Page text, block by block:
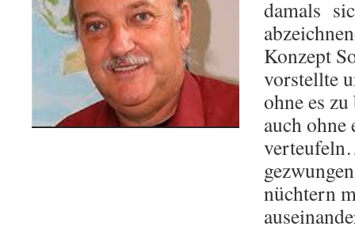
damals
Konzept
vorstellte
ohne es
auch ohne
nüchtern